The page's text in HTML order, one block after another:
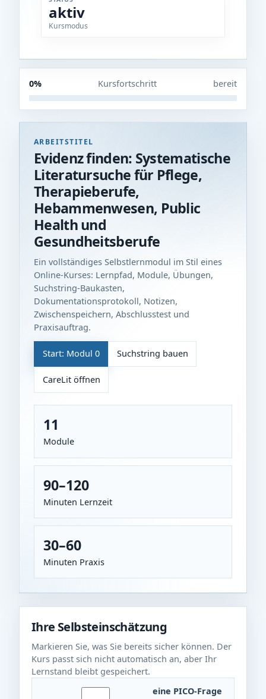
aktiv
Kursmodus
0% Kursfortschritt bereit
ARBEITSTITEL
Evidenz finden: Systematische
Literatursuche für Pflege,
Therapieberufe,
Hebammenwesen, Public
Health und
Gesundheitsberufe
Ein vollständiges Selbstlernmodul im Stil eines
Online-Kurses: Lernpfad, Module, Übungen,
Suchstring-Baukasten,
Dokumentationsprotokoll, Notizen,
Zwischenspeichern, Abschlusstest und
Praxisauftrag.
Start: Modul 0 Suchstring bauen
CareLit öffnen
11
Module
90–120
Minuten Lernzeit
30–60
Minuten Praxis
Ihre Selbsteinschätzung
Markieren Sie, was Sie bereits sicher können. Der
Kurs passt sich nicht automatisch an, aber Ihr
Lernstand bleibt gespeichert.
eine PICO-Frage